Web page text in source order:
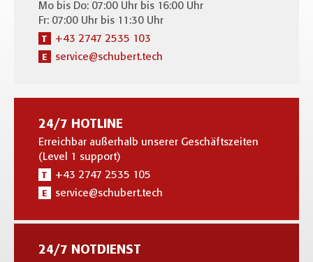
Mo bis Do: 07:00 Uhr bis 16:00 Uhr
Fr: 07:00 Uhr bis 11:30 Uhr
T +43 2747 2535 103
E service@schubert.tech
24/7 HOTLINE
Erreichbar außerhalb unserer Geschäftszeiten
(Level 1 support)
T +43 2747 2535 105
E service@schubert.tech
24/7 NOTDIENST